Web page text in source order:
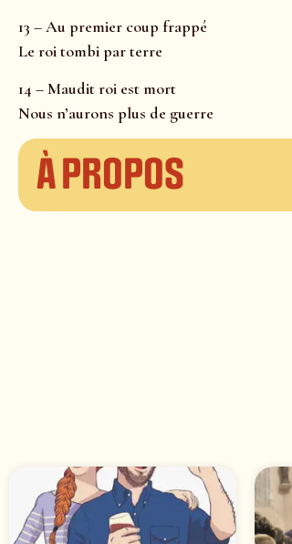
13 – Au premier coup frappé
Le roi tombi par terre
14 – Maudit roi est mort
Nous n’aurons plus de guerre
À propos